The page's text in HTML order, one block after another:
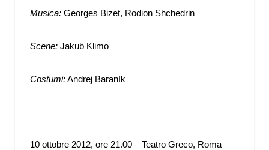
Musica: Georges Bizet, Rodion Shchedrin
Scene: Jakub Klimo
Costumi:Andrej Baranìk
10 ottobre 2012, ore 21.00 – Teatro Greco, Roma